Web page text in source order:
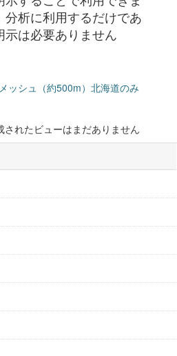
析に利用するだけであ
は必要ありません
ッシュ（約500m）北海道のみ
れたビューはまだありません